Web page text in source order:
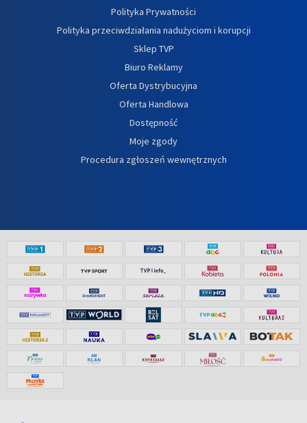
Polityka Prywatności
Polityka przeciwdziałania nadużyciom i korupcji
Sklep TVP
Biuro Reklamy
Oferta Dystrybucyjna
Oferta Handlowa
Dostępność
Moje zgody
Procedura zgłoszeń wewnętrznych